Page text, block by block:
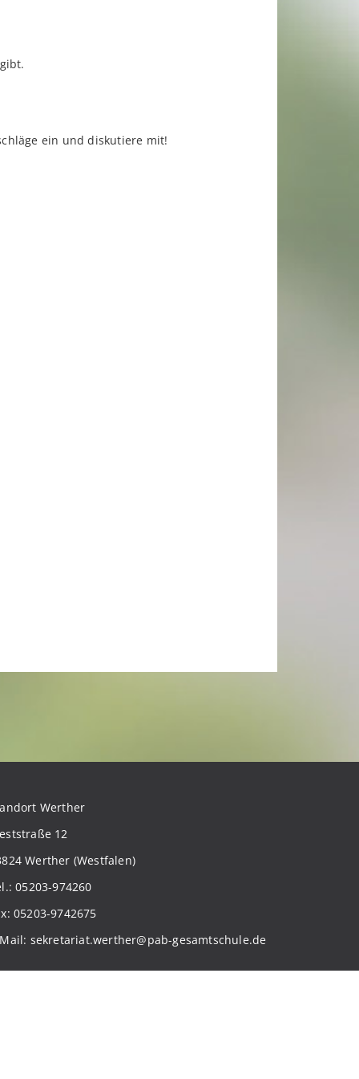
ein und diskutiere mit!
Werther
12
Werther (Westfalen)
05203-974260
05203-9742675
sekretariat.werther@pab-gesamtschule.de